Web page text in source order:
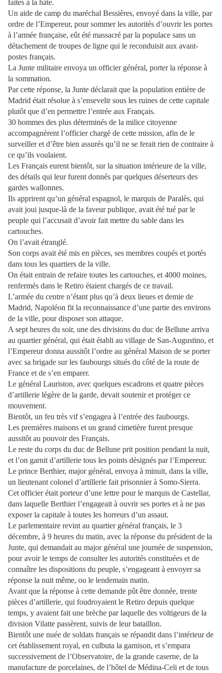
faites à la hâte.
Un aide de camp du maréchal Bessières, envoyé dans la ville, par
ordre de l’Empereur, pour sommer les autorités d’ouvrir les portes
à l’armée française, eût été massacré par la populace sans un
détachement de troupes de ligne qui le reconduisit aux avant-
postes français.
La Junte militaire envoya un officier général, porter la réponse à
la sommation.
Par cette réponse, la Junte déclarait que la population entière de
Madrid était résolue à s’ensevelir sous les ruines de cette capitale
plutôt que d’en permettre l’entrée aux Français.
30 hommes des plus déterminés de la milice citoyenne
accompagnèrent l’officier chargé de cette mission, afin de le
surveiller et d’être bien assurés qu’il ne se ferait rien de contraire à
ce qu’ils voulaient.
Les Français eurent bientôt, sur la situation intérieure de la ville,
des détails qui leur furent donnés par quelques déserteurs des
gardes wallonnes.
Ils apprirent qu’un général espagnol, le marquis de Paralès, qui
avait joui jusque-là de la faveur publique, avait été tué par le
peuple qui l’accusait d’avoir fait mettre du sable dans les
cartouches.
On l’avait étranglé.
Son corps avait été mis en pièces, ses membres coupés et portés
dans tous les quartiers de la ville.
On était entrain de refaire toutes les cartouches, et 4000 moines,
renfermés dans le Retiro étaient chargés de ce travail.
L’armée du centre n’étant plus qu’à deux lieues et demie de
Madrid, Napoléon fit la reconnaissance d’une partie des environs
de la ville, pour disposer son attaque.
A sept heures du soir, une des divisions du duc de Bellune arriva
au quartier général, qui était établi au village de San-Augustino, et
l’Empereur donna aussitôt l’ordre au général Maison de se porter
avec sa brigade sur les faubourgs situés du côté de la route de
France et de s’en emparer.
Le général Lauriston, avec quelques escadrons et quatre pièces
d’artillerie légère de la garde, devait soutenir et protéger ce
mouvement.
Bientôt, un feu très vif s’engagea à l’entrée des faubourgs.
Les premières maisons et un grand cimetière furent presque
aussitôt au pouvoir des Français.
Le reste du corps du duc de Bellune prit position pendant la nuit,
et l’on garnit d’artillerie tous les points désignés par l’Empereur.
Le prince Berthier, major général, envoya à minuit, dans la ville,
un lieutenant colonel d’artillerie fait prisonnier à Somo-Sierra.
Cet officier était porteur d’une lettre pour le marquis de Castellar,
dans laquelle Berthier l’engageait à ouvrir ses portes et à ne pas
exposer la capitale à toutes les horreurs d’un assaut.
Le parlementaire revint au quartier général français, le 3
décembre, à 9 heures du matin, avec la réponse du président de la
Junte, qui demandait au major général une journée de suspension,
pour avoir le temps de consulter les autorités constituées et de
connaître les dispositions du peuple, s’engageant à envoyer sa
réponse la nuit même, ou le lendemain matin.
Avant que la réponse à cette demande pût être donnée, trente
pièces d’artillerie, qui foudroyaient le Retiro depuis quelque
temps, y avaient fait une brèche par laquelle des voltigeurs de la
division Vilatte passèrent, suivis de leur bataillon.
Bientôt une nuée de soldats français se répandit dans l’intérieur de
cet établissement royal, en culbuta la garnison, et s’empara
successivement de l’Observatoire, de la grande caserne, de la
manufacture de porcelaines, de l’hôtel de Médina-Celi et de tous